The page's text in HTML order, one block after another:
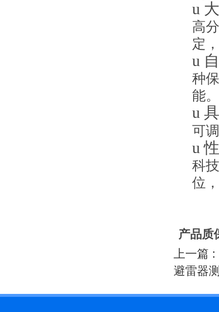
u
高
定
u
种
能。
u
可
u
科
位
产品质
上一篇 :
避雷器